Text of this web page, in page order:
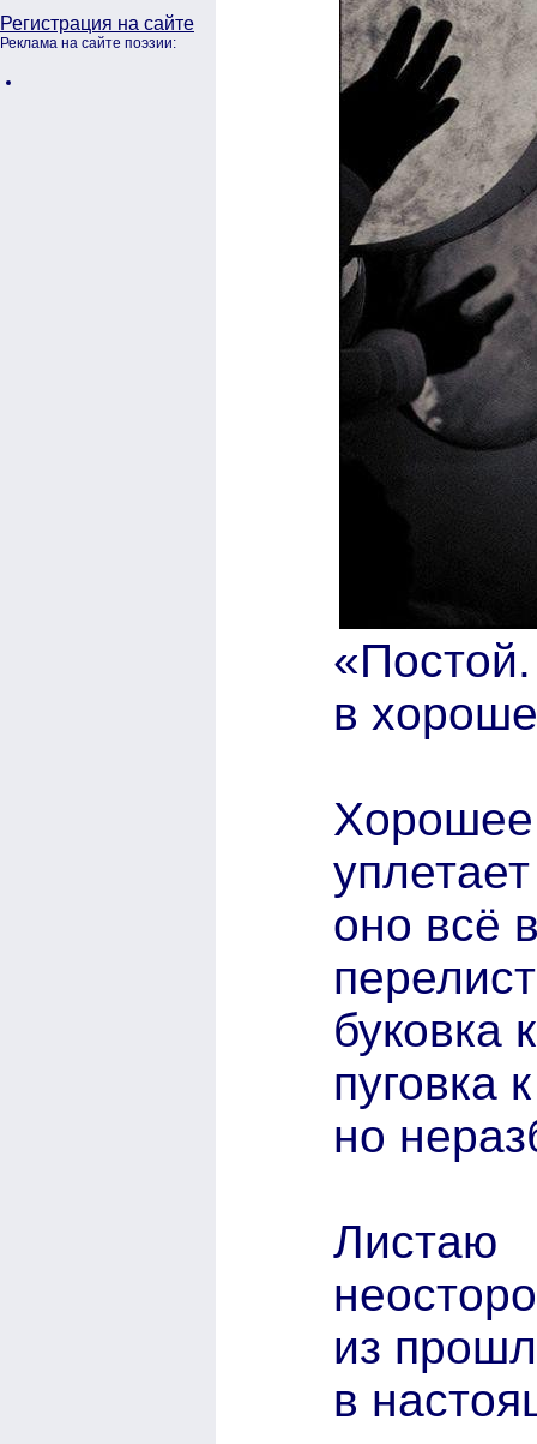
Регистрация на сайте
Реклама на сайте поэзии:
в
Хорошее
оно всё
буковка
пуговка
но
Листаю
из
в